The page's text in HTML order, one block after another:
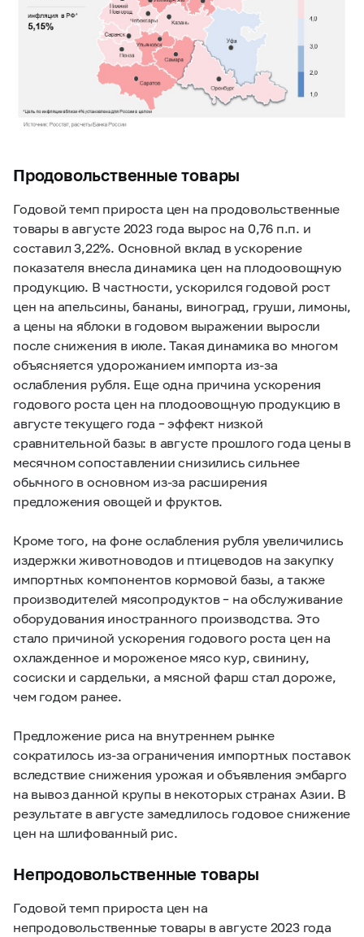
Продовольственные товары
Годовой темп прироста цен на продовольственные
товары в августе 2023 года вырос на 0,76 п.п. и
составил 3,22%. Основной вклад в ускорение
показателя внесла динамика цен на плодоовощную
продукцию. В частности, ускорился годовой рост
цен на апельсины, бананы, виноград, груши, лимоны,
а цены на яблоки в годовом выражении выросли
после снижения в июле. Такая динамика во многом
объясняется удорожанием импорта из-за
ослабления рубля. Еще одна причина ускорения
годового роста цен на плодоовощную продукцию в
августе текущего года – эффект низкой
сравнительной базы: в августе прошлого года цены в
месячном сопоставлении снизились сильнее
обычного в основном из-за расширения
предложения овощей и фруктов.
Кроме того, на фоне ослабления рубля увеличились
издержки животноводов и птицеводов на закупку
импортных компонентов кормовой базы, а также
производителей мясопродуктов – на обслуживание
оборудования иностранного производства. Это
стало причиной ускорения годового роста цен на
охлажденное и мороженое мясо кур, свинину,
сосиски и сардельки, а мясной фарш стал дороже,
чем годом ранее.
Предложение риса на внутреннем рынке
сократилось из-за ограничения импортных поставок
вследствие снижения урожая и объявления эмбарго
на вывоз данной крупы в некоторых странах Азии. В
результате в августе замедлилось годовое снижение
цен на шлифованный рис.
Непродовольственные товары
Годовой темп прироста цен на
непродовольственные товары в августе 2023 года